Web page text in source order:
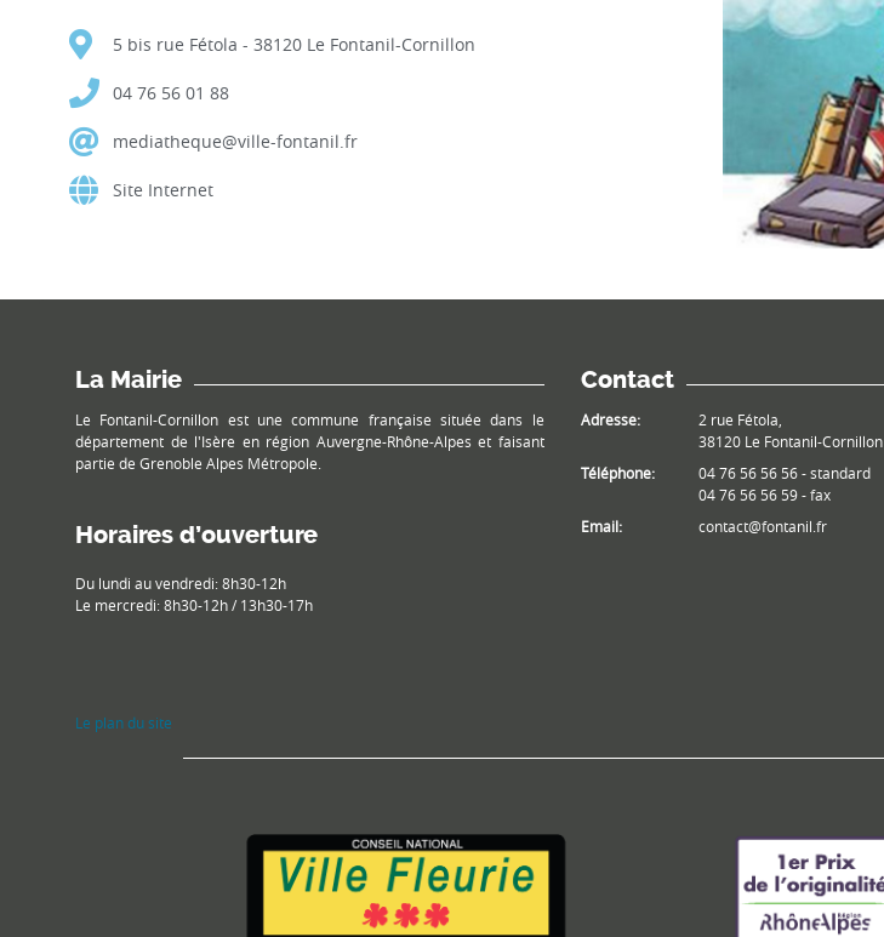
5 bis rue Fétola - 38120 Le Fontanil-Cornillon
04 76 56 01 88
mediatheque@ville-fontanil.fr
Site Internet
La Mairie
Le Fontanil-Cornillon est une commune française située dans le
département de l'Isère en région Auvergne-Rhône-Alpes et faisant
partie de Grenoble Alpes Métropole.
Horaires d’ouverture
Du lundi au vendredi: 8h30-12h
Le mercredi: 8h30-12h / 13h30-17h
Contact
Adresse:
2 rue Fétola,
38120 Le Fontanil-Cornillon
Téléphone:
04 76 56 56 56 - standard
04 76 56 56 59 - fax
Email:
contact@fontanil.fr
Le plan du site